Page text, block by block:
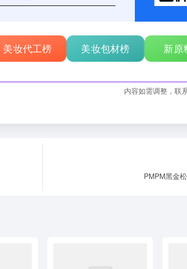
美妆代工榜 美妆包材榜 新原
内容如需调整，联
PMPM黑金